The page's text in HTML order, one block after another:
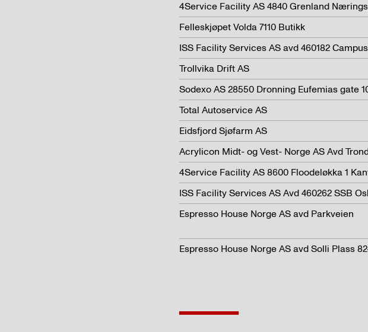
4Service Facility AS 4840 Grenland
Felleskjøpet Volda 7110 Butikk
ISS Facility Services AS avd 460182
Trollvika Drift AS
Sodexo AS 28550 Dronning Eufemias gate
Total Autoservice AS
Eidsfjord Sjøfarm AS
Acrylicon Midt- og Vest- Norge AS Avd
4Service Facility AS 8600 Floodeløkka 1
ISS Facility Services AS Avd 460262 SSB
Espresso House Norge AS avd Parkveien
Espresso House Norge AS avd Solli Plass